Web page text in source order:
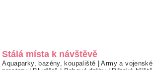
Stálá místa k návštěvě
Aquaparky, bazény, koupaliště |Army a vojenské